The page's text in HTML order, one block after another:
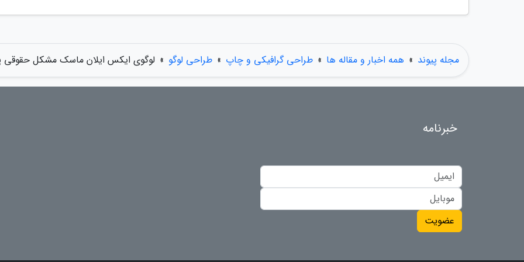
مجله پیوند » همه اخبار و مقاله ها » طراحی گرافیکی و چاپ » طراحی لوگو » لوگوی ایکس ایلان ماسک مشکل حقوقی
خبرنامه
عضویت